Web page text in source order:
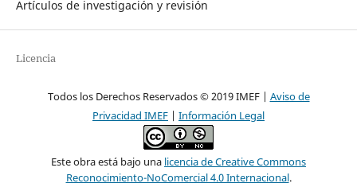
Artículos de investigación y revisión
Licencia
Todos los Derechos Reservados © 2019 IMEF | Aviso de
Privacidad IMEF | Información Legal
Este obra está bajo una licencia de Creative Commons
Reconocimiento-NoComercial 4.0 Internacional.